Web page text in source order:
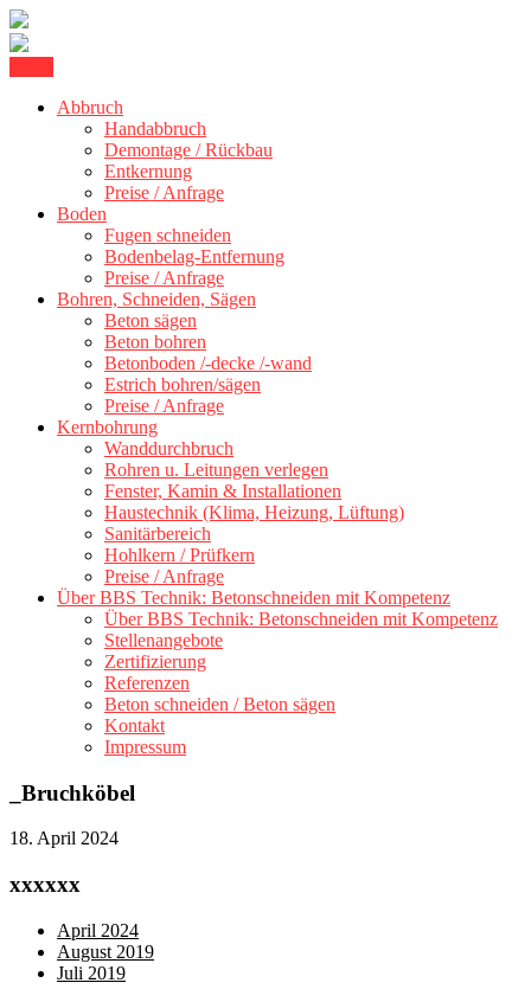
content
Betonschneiden Stuttgart
+ 300 kmAbbruch
Handabbruch
Demontage / Rückbau
Entkernung
Preise / Anfrage
Boden
Fugen schneiden
Bodenbelag-Entfernung
Preise / Anfrage
Bohren, Schneiden, Sägen
Beton sägen
Beton bohren
Betonboden /-decke /-wand
Estrich bohren/sägen
Preise / Anfrage
Kernbohrung
Wanddurchbruch
Rohren u. Leitungen verlegen
Fenster, Kamin & Installationen
Haustechnik (Klima, Heizung, Lüftung)
Sanitärbereich
Hohlkern / Prüfkern
Preise / Anfrage
Über BBS Technik: Betonschneiden mit Kompetenz
Über BBS Technik: Betonschneiden mit Kompetenz
Stellenangebote
Zertifizierung
Referenzen
Beton schneiden / Beton sägen
Kontakt
Impressum
_Bruchköbel
18. April 2024
xxxxxx
April 2024
August 2019
Juli 2019